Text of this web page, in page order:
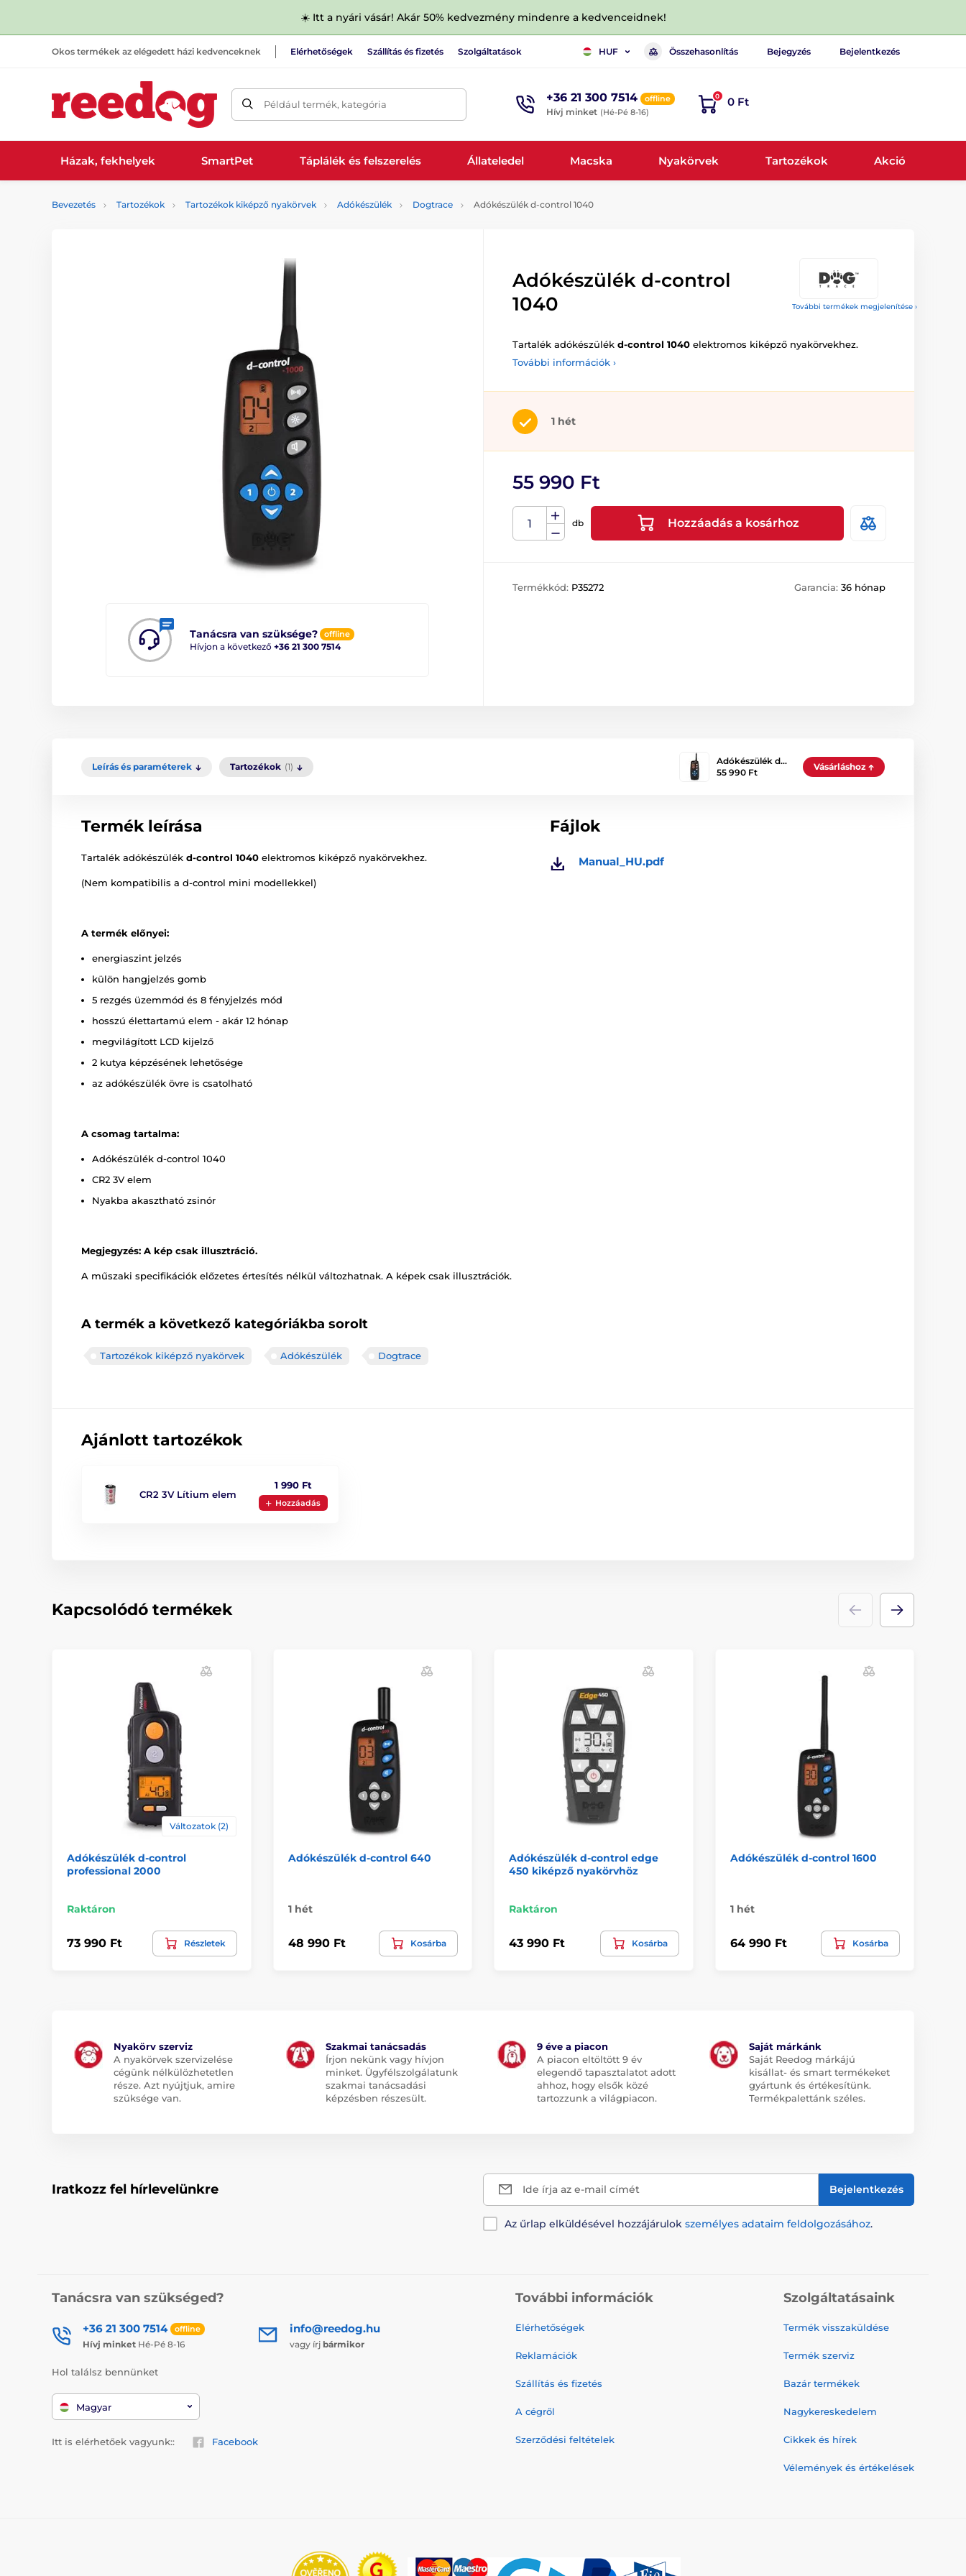
☀️ Itt a nyári vásár! Akár 50% kedvezmény mindenre a kedvenceidnek!
Okos termékek az elégedett házi kedvenceknek Elérhetőségek Szállítás és fizetés Szolgáltatások HUF Összehasonlítás Bejegyzés Bejelentkezés
Például termék, kategória +36 21 300 7514 offline
Hívj minket (Hé-Pé 8-16)
0 0 Ft
Házak, fekhelyek SmartPet Táplálék és felszerelés Állateledel Macska Nyakörvek Tartozékok Akció
Bevezetés Tartozékok Tartozékok kiképző nyakörvek Adókészülék Dogtrace Adókészülék d-control 1040
További termékek megjelenítése ›
Tanácsra van szüksége? offline
Hívjon a következő +36 21 300 7514
Adókészülék d-control
1040
Tartalék adókészülék d-control 1040 elektromos kiképző nyakörvekhez.
További információk ›
1 hét
55 990 Ft
db Hozzáadás a kosárhoz
Termékkód: P35272 Garancia: 36 hónap
Leírás és paraméterek Tartozékok (1)
Adókészülék d…
55 990 Ft
Vásárláshoz
Termék leírása
Tartalék adókészülék d-control 1040 elektromos kiképző nyakörvekhez.
(Nem kompatibilis a d-control mini modellekkel)
A termék előnyei:
energiaszint jelzés
külön hangjelzés gomb
5 rezgés üzemmód és 8 fényjelzés mód
hosszú élettartamú elem - akár 12 hónap
megvilágított LCD kijelző
2 kutya képzésének lehetősége
az adókészülék övre is csatolható
A csomag tartalma:
Adókészülék d-control 1040
CR2 3V elem
Nyakba akasztható zsinór
Megjegyzés: A kép csak illusztráció.
A műszaki specifikációk előzetes értesítés nélkül változhatnak. A képek csak illusztrációk.
A termék a következő kategóriákba sorolt
Tartozékok kiképző nyakörvek Adókészülék Dogtrace
Fájlok
Manual_HU.pdf
Ajánlott tartozékok
CR2 3V Lítium elem
1 990 Ft
Hozzáadás
Kapcsolódó termékek
Változatok (2)
Adókészülék d‑control
professional 2000
Raktáron
73 990 Ft Részletek
Adókészülék d-control 640
1 hét
48 990 Ft Kosárba
Adókészülék d-control edge
450 kiképző nyakörvhöz
Raktáron
43 990 Ft Kosárba
Adókészülék d-control 1600
1 hét
64 990 Ft Kosárba
Nyakörv szerviz
A nyakörvek szervizelése
cégünk nélkülözhetetlen
része. Azt nyújtjuk, amire
szüksége van.
Szakmai tanácsadás
Írjon nekünk vagy hívjon
minket. Ügyfélszolgálatunk
szakmai tanácsadási
képzésben részesült.
9 éve a piacon
A piacon eltöltött 9 év
elegendő tapasztalatot adott
ahhoz, hogy elsők közé
tartozzunk a világpiacon.
Saját márkánk
Saját Reedog márkájú
kisállat- és smart termékeket
gyártunk és értékesítünk.
Termékpalettánk széles.
Iratkozz fel hírlevelünkre Ide írja az e-mail címét Bejelentkezés
Az űrlap elküldésével hozzájárulok személyes adataim feldolgozásához.
Tanácsra van szükséged?
+36 21 300 7514 offline
Hívj minket Hé-Pé 8-16
info@reedog.hu
vagy írj bármikor
Hol találsz bennünket
Magyar
Itt is elérhetőek vagyunk:: Facebook
További információk
Elérhetőségek
Reklamációk
Szállítás és fizetés
A cégről
Szerződési feltételek
Szolgáltatásaink
Termék visszaküldése
Termék szerviz
Bazár termékek
Nagykereskedelem
Cikkek és hírek
Vélemények és értékelések